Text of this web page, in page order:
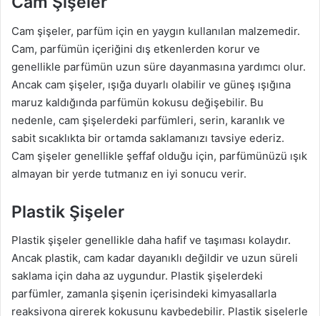
Cam şişeler, parfüm için en yaygın kullanılan malzemedir.
Cam, parfümün içeriğini dış etkenlerden korur ve
genellikle parfümün uzun süre dayanmasına yardımcı olur.
Ancak cam şişeler, ışığa duyarlı olabilir ve güneş ışığına
maruz kaldığında parfümün kokusu değişebilir. Bu
nedenle, cam şişelerdeki parfümleri, serin, karanlık ve
sabit sıcaklıkta bir ortamda saklamanızı tavsiye ederiz.
Cam şişeler genellikle şeffaf olduğu için, parfümünüzü ışık
almayan bir yerde tutmanız en iyi sonucu verir.
Plastik Şişeler
Plastik şişeler genellikle daha hafif ve taşıması kolaydır.
Ancak plastik, cam kadar dayanıklı değildir ve uzun süreli
saklama için daha az uygundur. Plastik şişelerdeki
parfümler, zamanla şişenin içerisindeki kimyasallarla
reaksiyona girerek kokusunu kaybedebilir. Plastik şişelerle